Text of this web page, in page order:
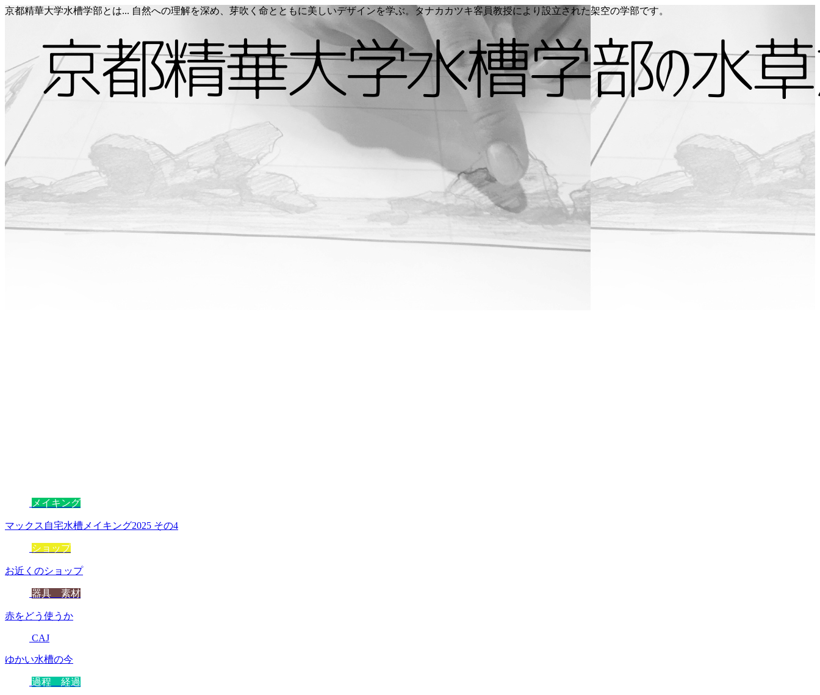
京都精華大学水槽学部とは... 自然への理解を深め、芽吹く命とともに美しいデザインを学ぶ。タナカカツキ客員教授により設立された架空の学部です。
メイキング
マックス自宅水槽メイキング2025 その4
ショップ
お近くのショップ
器具 素材
赤をどう使うか
CAJ
ゆかい水槽の今
過程 経過